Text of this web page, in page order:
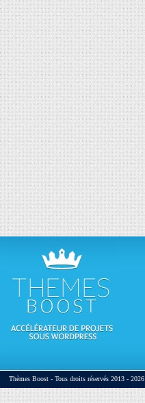
Thèmes Boost - Tous droits réservés 2013 - 2026